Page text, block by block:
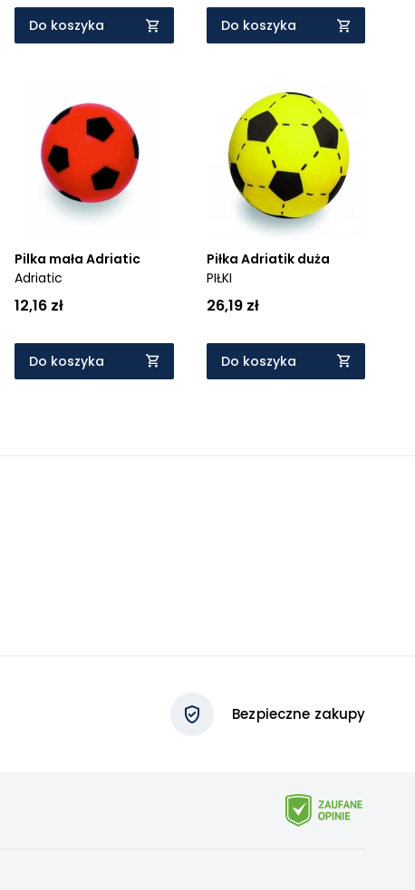
Do koszyka Do koszyka
Pilka mała Adriatic
Adriatic
12,16 zł
Do koszyka
Piłka Adriatik duża
PIŁKI
26,19 zł
Do koszyka
Bezpieczne zakupy